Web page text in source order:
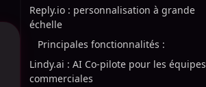
Reply.io : personnalisation à grande
échelle
Principales fonctionnalités :
Lindy.ai : AI Co-pilote pour les équipes
commerciales